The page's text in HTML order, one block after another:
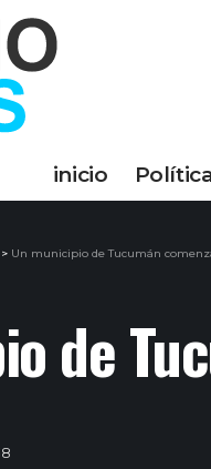
inicio
> Un municipio de Tucumán
de